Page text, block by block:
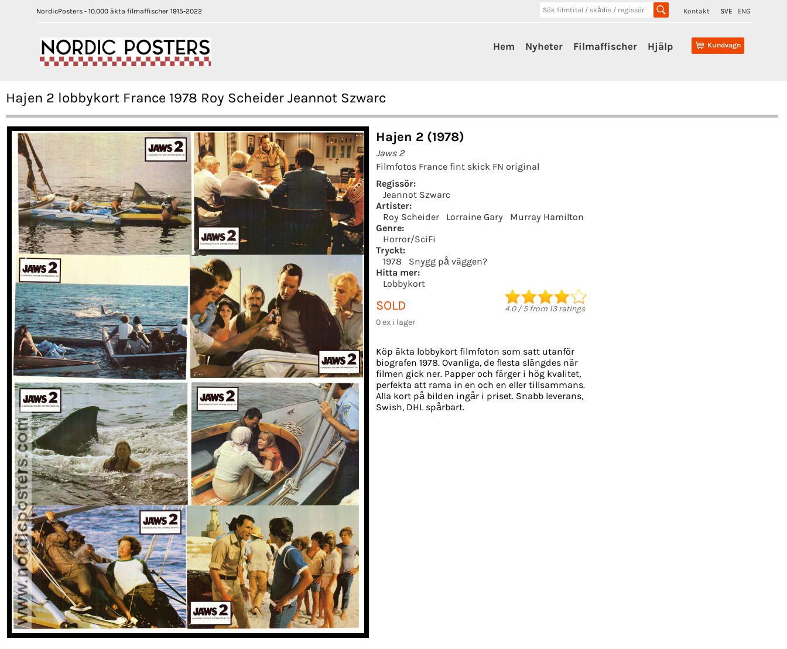
NordicPosters - 10.000 äkta filmaffischer 1915-2022 Kontakt SVE ENG
Kundvagn
Hem Nyheter Filmaffischer Hjälp
Hajen 2 lobbykort France 1978 Roy Scheider Jeannot Szwarc
Hajen 2 (1978)
Jaws 2
Filmfotos France fint skick FN original
Regissör:
Jeannot Szwarc
Artister:
Roy Scheider
Lorraine Gary
Murray Hamilton
Genre:
Horror/SciFi
Tryckt:
1978
Snygg på väggen?
Hitta mer:
Lobbykort
SOLD
0 ex i lager
4.0/5from 13ratings
Köp äkta lobbykort filmfoton som satt utanför
biografen 1978. Ovanliga, de flesta slängdes när
filmen gick ner. Papper och färger i hög kvalitet,
perfekta att rama in en och en eller tillsammans.
Alla kort på bilden ingår i priset. Snabb leverans,
Swish, DHL spårbart.